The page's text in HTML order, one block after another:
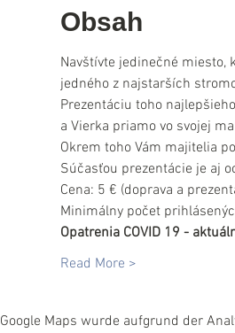
Obsah
Navštívte jedinečné miesto,
jedného z najstarších
Prezentáciu toho
a Vierka priamo vo svojej
Okrem toho Vám majitelia
Súčasťou prezentácie je aj
Cena: 5 € (doprava a
Minimálny počet
Opatrenia COVID 19 -
Read More >
Google Maps wurde aufgrund der